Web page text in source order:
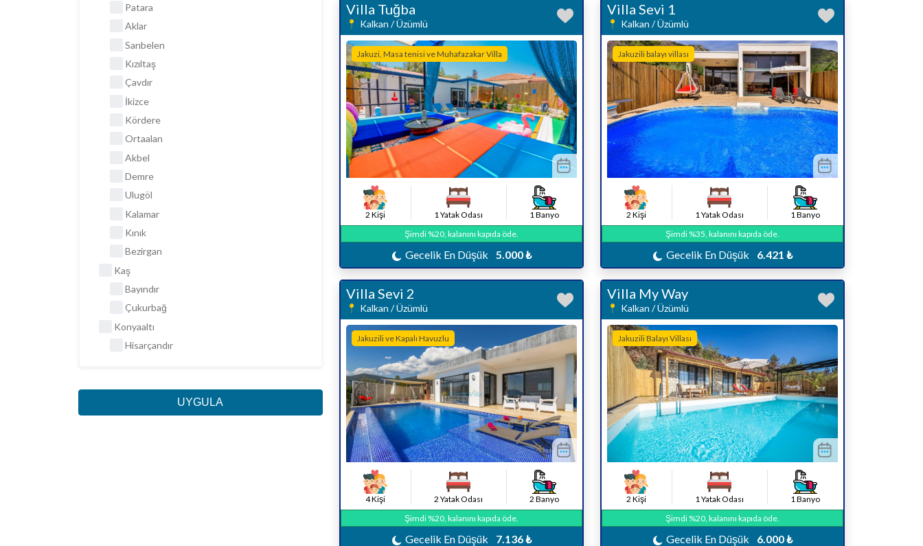
Patara
Aklar
Sarıbelen
Kızıltaş
Çavdır
İkizce
Kördere
Ortaalan
Akbel
Demre
Ulugöl
Kalamar
Kınık
Bezirgan
Kaş
Bayındır
Çukurbağ
Konyaaltı
Hisarçandır
UYGULA
Villa Tuğba
Kalkan / Üzümlü
Jakuzi, Masa tenisi ve Muhafazakar Villa
2 Kişi 1 Yatak Odası
1 Banyo
Şimdi %20, kalanını kapıda öde.
Gecelik En Düşük 5.000 ₺
Villa Sevi 1
Kalkan / Üzümlü
Jakuzili balayı villası
2 Kişi 1 Yatak Odası
1 Banyo
Şimdi %35, kalanını kapıda öde.
Gecelik En Düşük 6.421 ₺
Villa Sevi 2
Kalkan / Üzümlü
Jakuzili ve Kapalı Havuzlu
4 Kişi 2 Yatak Odası
2 Banyo
Şimdi %20, kalanını kapıda öde.
Gecelik En Düşük 7.136 ₺
Villa My Way
Kalkan / Üzümlü
Jakuzili Balayı Villası
2 Kişi 1 Yatak Odası
1 Banyo
Şimdi %20, kalanını kapıda öde.
Gecelik En Düşük 6.000 ₺